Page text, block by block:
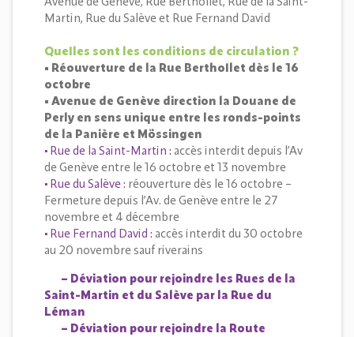
Avenue de Genève, Rue Berthollet, Rue de la Saint-
Martin, Rue du Salève et Rue Fernand David
Quelles sont les conditions de circulation ?
• Réouverture de la Rue Berthollet dès le 16
octobre
• Avenue de Genève direction la Douane de
Perly en sens unique entre les ronds-points
de la Panière et Mössingen
• Rue de la Saint-Martin : accès interdit depuis l’Av
de Genève entre le 16 octobre et 13 novembre
• Rue du Salève : réouverture dès le 16 octobre –
Fermeture depuis l’Av. de Genève entre le 27
novembre et 4 décembre
• Rue Fernand David : accès interdit du 30 octobre
au 20 novembre sauf riverains
– Déviation pour rejoindre les Rues de la
Saint-Martin et du Salève par la Rue du
Léman
– Déviation pour rejoindre la Route